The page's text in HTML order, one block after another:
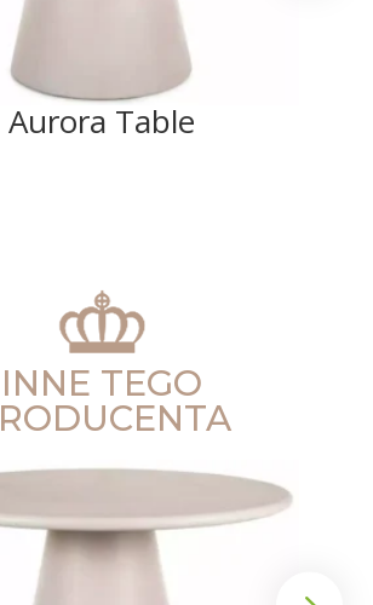
Aurora Table
INNE TEGO